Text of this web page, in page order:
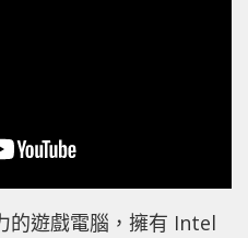
的遊戲電腦，擁有 Intel